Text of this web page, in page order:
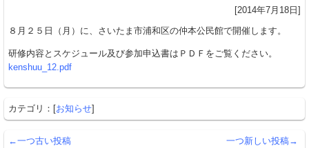
[2014年7月18日]
８月２５日（月）に、さいたま市浦和区の仲本公民館で開催します。
研修内容とスケジュール及び参加申込書はＰＤＦをご覧ください。
kenshuu_12.pdf
カテゴリ：[お知らせ]
←一つ古い投稿 一つ新しい投稿→